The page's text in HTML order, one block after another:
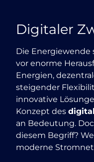
Digitaler
Die
vor enorme
Energien,
steigender
innovative
Konzept des
an Bedeutung.
diesem Begriff?
moderne